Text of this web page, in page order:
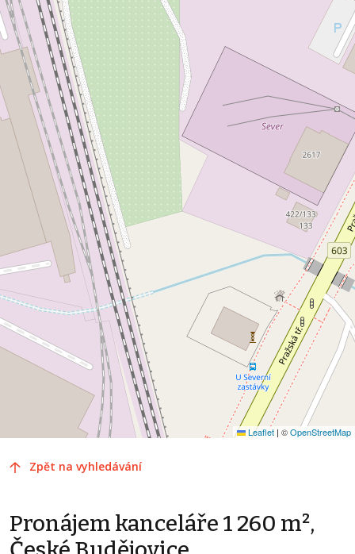
Leaflet | ©OpenStreetMap
Zpět na vyhledávání
Pronájem kanceláře 1 260 m²,